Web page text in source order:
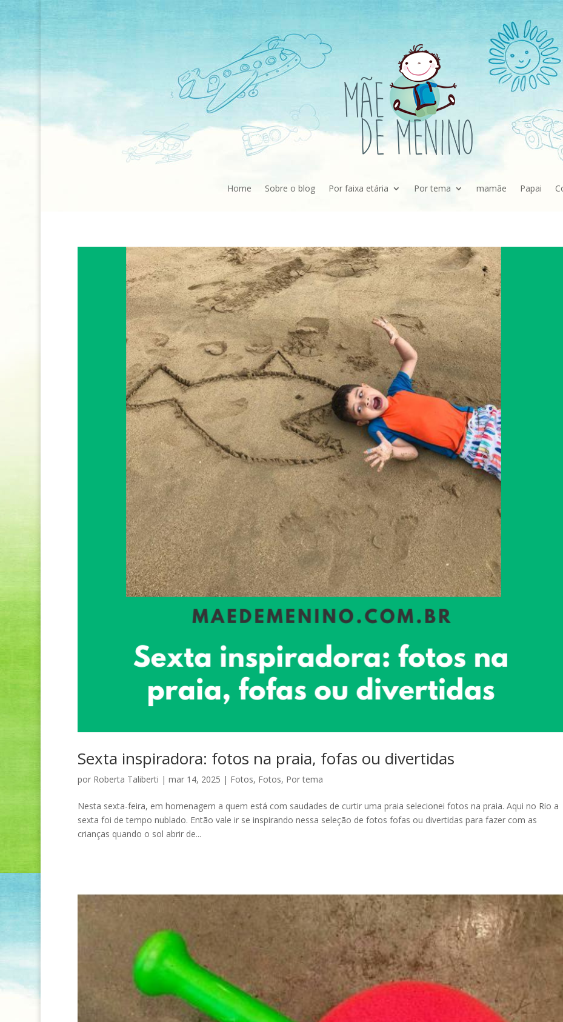
Home Sobre o blog Por faixa etária Por tema mamãe Papai
Sexta inspiradora: fotos na praia, fofas ou divertidas
por Roberta Taliberti | mar 14, 2025 | Fotos, Fotos, Por tema
Nesta sexta-feira, em homenagem a quem está com saudades de curtir uma praia selecionei fotos na praia. Aqui no Rio a
sexta foi de tempo nublado. Então vale ir se inspirando nessa seleção de fotos fofas ou divertidas para fazer com as
crianças quando o sol abrir de...